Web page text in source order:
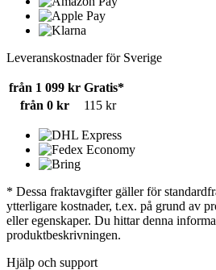
Leveranskostnader för Sverige
från 1 099 kr Gratis*
från 0 kr
115 kr
* Dessa fraktavgifter gäller för
ytterligare kostnader, t.ex. på grund av
eller egenskaper. Du hittar denna
produktbeskrivningen.
Hjälp och support